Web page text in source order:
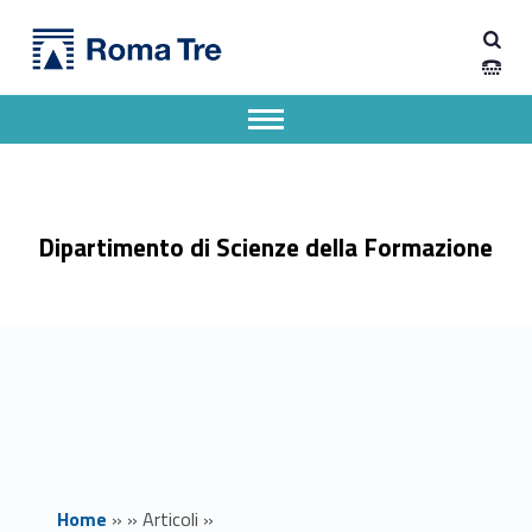
Bando incarichi e collaborazioni esterne - prot. 1688 - Dipartimento di Scienze della Formazione
Dipartimento di Scienze della Formazione dell'Università degli Studi Roma Tre
Dipartimento di Scienze della Formazione
Apri il menu secondario
Header info sidebar
Home » » Articoli »